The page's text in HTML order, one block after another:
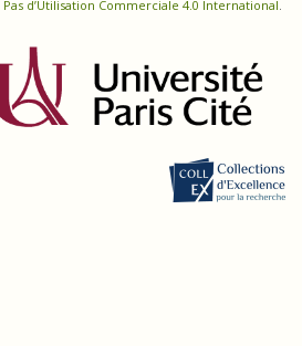
d’Utilisation Commerciale 4.0 International.